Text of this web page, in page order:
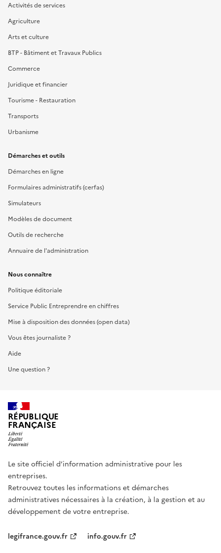
Activités de services
Agriculture
Arts et culture
BTP - Bâtiment et Travaux Publics
Commerce
Juridique et financier
Tourisme - Restauration
Transports
Urbanisme
Démarches et outils
Démarches en ligne
Formulaires administratifs (cerfas)
Simulateurs
Modèles de document
Outils de recherche
Annuaire de l'administration
Nous connaître
Politique éditoriale
Service Public Entreprendre en chiffres
Mise à disposition des données (open data)
Vous êtes journaliste ?
Aide
Une question ?
RÉPUBLIQUE
FRANÇAISE
Le site officiel d’information administrative pour les
entreprises.
Retrouvez toutes les informations et démarches
administratives nécessaires à la création, à la gestion et au
développement de votre entreprise.
legifrance.gouv.fr
info.gouv.fr